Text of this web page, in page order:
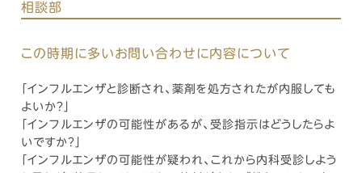
相談部
この時期に多いお問い合わせに内容について
「インフルエンザと診断され、薬剤を処方されたが内服しても
よいか？」
「インフルエンザの可能性があるが、受診指示はどうしたらよ
いですか？」
「インフルエンザの可能性が疑われ、これから内科受診しよう